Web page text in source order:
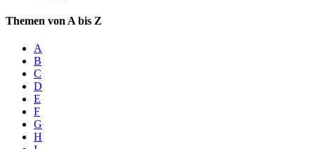
Themen von A bis Z
A
B
C
D
E
F
G
H